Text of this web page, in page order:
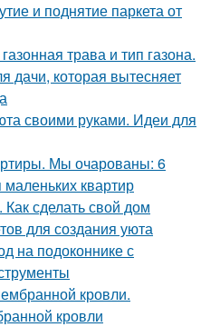
и поднятие паркета от
трава и тип газона.
дачи, которая вытесняет
своими руками. Идеи для
Мы очарованы: 6
квартир
сделать свой дом
для создания уюта
на подоконнике с
кровли.
кровли